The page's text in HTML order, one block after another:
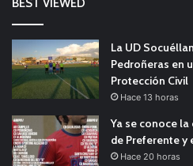
BEST VIEWED
La UD
Pedroñeras en
Protección Civil
Hace 13 horas
Ya se conoce
de Preferente y
Hace 20 horas